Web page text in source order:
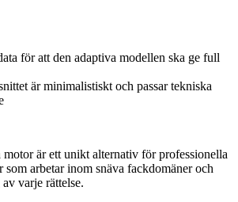
för att den adaptiva modellen ska ge full
är minimalistiskt och passar tekniska
är ett unikt alternativ för professionella
som arbetar inom snäva fackdomäner och
varje rättelse.